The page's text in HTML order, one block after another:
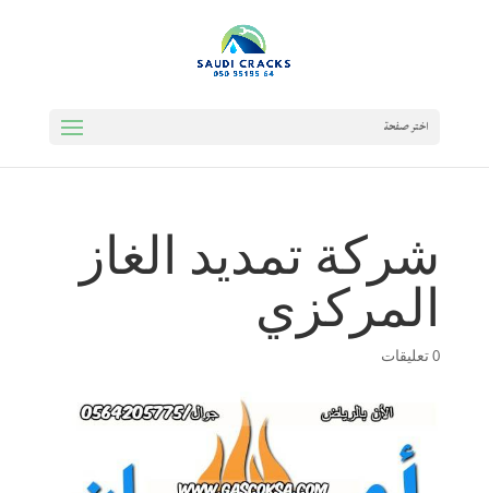
اختر صفحة
شركة تمديد الغاز
المركزي0 تعليقات